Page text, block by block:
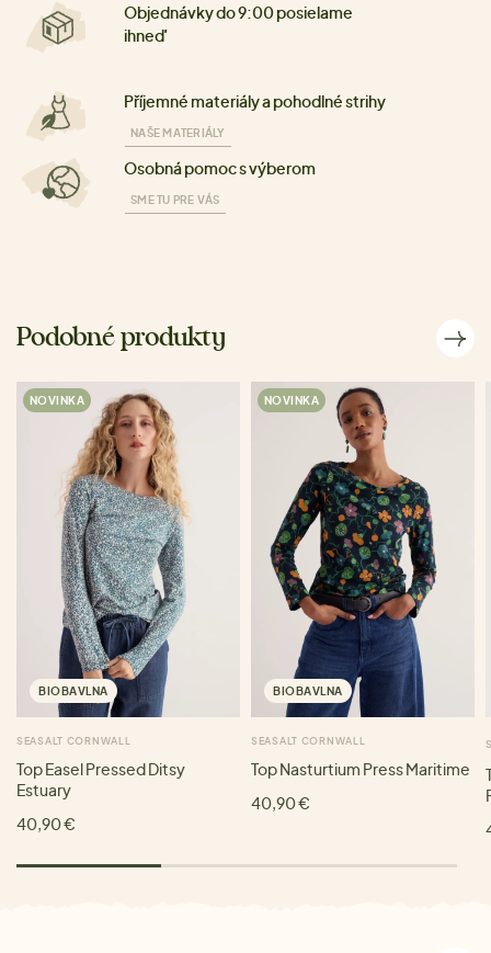
Objednávky do 9:00 posielame
ihneď
Příjemné materiály a pohodlné strihy
NAŠE MATERIÁLY
Osobná pomoc s výberom
SME TU PRE VÁS
Podobné produkty
NOVINKA
BIOBAVLNA
SEASALT CORNWALL
Top Easel Pressed Ditsy
Estuary
40,90 €
NOVINKA
BIOBAVLNA
SEASALT CORNWALL
Top Nasturtium Press Maritime
40,90 €